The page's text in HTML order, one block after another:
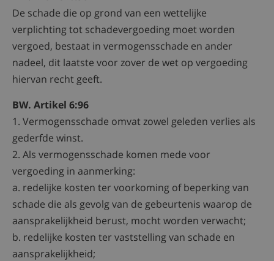
De schade die op grond van een wettelijke
verplichting tot schadevergoeding moet worden
vergoed, bestaat in vermogensschade en ander
nadeel, dit laatste voor zover de wet op vergoeding
hiervan recht geeft.
BW. Artikel 6:96
1. Vermogensschade omvat zowel geleden verlies als
gederfde winst.
2. Als vermogensschade komen mede voor
vergoeding in aanmerking:
a. redelijke kosten ter voorkoming of beperking van
schade die als gevolg van de gebeurtenis waarop de
aansprakelijkheid berust, mocht worden verwacht;
b. redelijke kosten ter vaststelling van schade en
aansprakelijkheid;